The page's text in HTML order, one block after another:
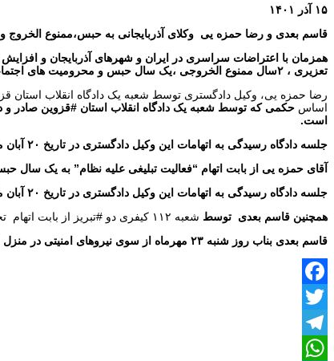
۱۵ آذر ۱۴۰۱
قاسم بعدی و رضا حمزه یی وکلای آذربایجانی به حبس،ممنوع
تعزیری ، ۲سال ممنوع الخروجی ،یک سال حبس و محرومیت های اجتماعی محکوم شدند.
رضا حمزه یی، وکیل دادگستری توسط شعبه یک دادگاه انقلاب
اساس
است.
جلسه دادگاه رسیدگی به اتهامات این وکیل دادگستری در تاریخ ۲۰ آبان ماه در این شعبه برگزار شده بود.رضا حمزه یی، وکیل پایه یک دادگستری از کانون وکلای قزوین است.
آقای حمزه یی از بابت اتهام “فعالیت تبلیغی علیه نظام” به یک
جلسه دادگاه رسیدگی به اتهامات این وکیل دادگستری در تاریخ ۲۰ آبان ماه در این شعبه برگزار شده بود.
همچنین قاسم بعدی توسط شعبه ۱۱۲ کیفری دو #تبریز از بابت اتهام تحریک مردم به اغتشاش به ۳ ماه و یک روز حبس و ۸میلیون تومان جزای نقدی محکوم شده است
قاسم بعدی بناب روز شنبه ۲۳ مهرماه از سوی نیروهای امنیتی در منزل شخصی خود بازداشت گردیده و پس از حدود ۴۰ روز چهارشنبه ۲ آذر ۱۴۰۱ با تودیع قرار وثیقه بطور موقت تا پایان مراحل دادرسی از زندان آزاد گردید.
Facebook
Twitter
Telegram